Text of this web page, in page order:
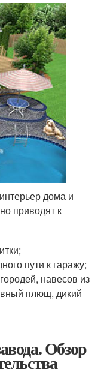
дома и
приводят к
пути к гаражу;
навесов из
плющ, дикий
Обзор